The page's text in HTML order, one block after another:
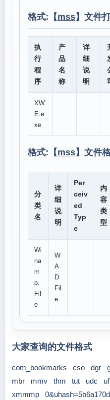
格式:【mss】文件
执
行
程
序
产
品
名
称
详
细
说
明
XW
E.e
xe
格式:【mss】文件
分
类
名
详
细
说
明
Per
ceiv
ed
Typ
e
内
容
类
型
Wi
na
m
p.
Fil
e
W
A
D
Fil
e
大家查询的文件格式
com_bookmarks cso dgr
mbr
mmv thm tut udc
xmmmp